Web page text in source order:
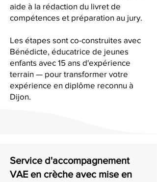
aide à la rédaction du livret de
compétences et préparation au jury.
Les étapes sont co-construites avec
Bénédicte, éducatrice de jeunes
enfants avec 15 ans d'expérience
terrain — pour transformer votre
expérience en diplôme reconnu à
Dijon.
Service d'accompagnement
VAE en crèche avec mise en